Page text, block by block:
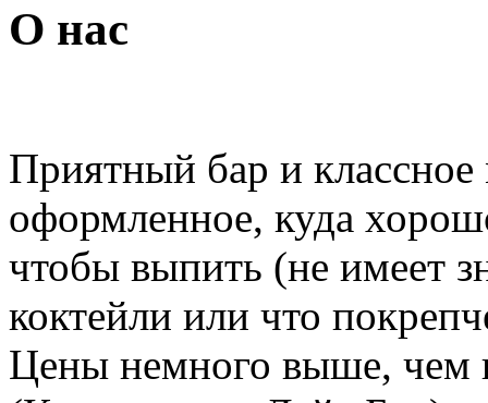
О нас
Приятный бар и классное
оформленное, куда
чтобы выпить (не имеет
коктейли или что
Цены немного выше, чем